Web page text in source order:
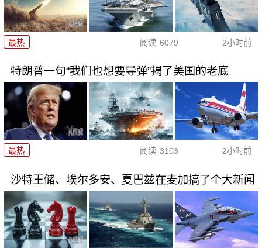
最热 阅读 6079 2小时前
特朗普一句“我们也想要导弹”揭了美国的老底
最热 阅读 3103 2小时前
沙特王储、埃尔多安、夏巴兹在麦加搞了个大新闻